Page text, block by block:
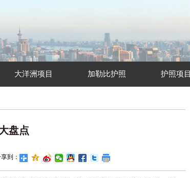
大洋洲项目 加勒比护照 护照项目
盘点
到：